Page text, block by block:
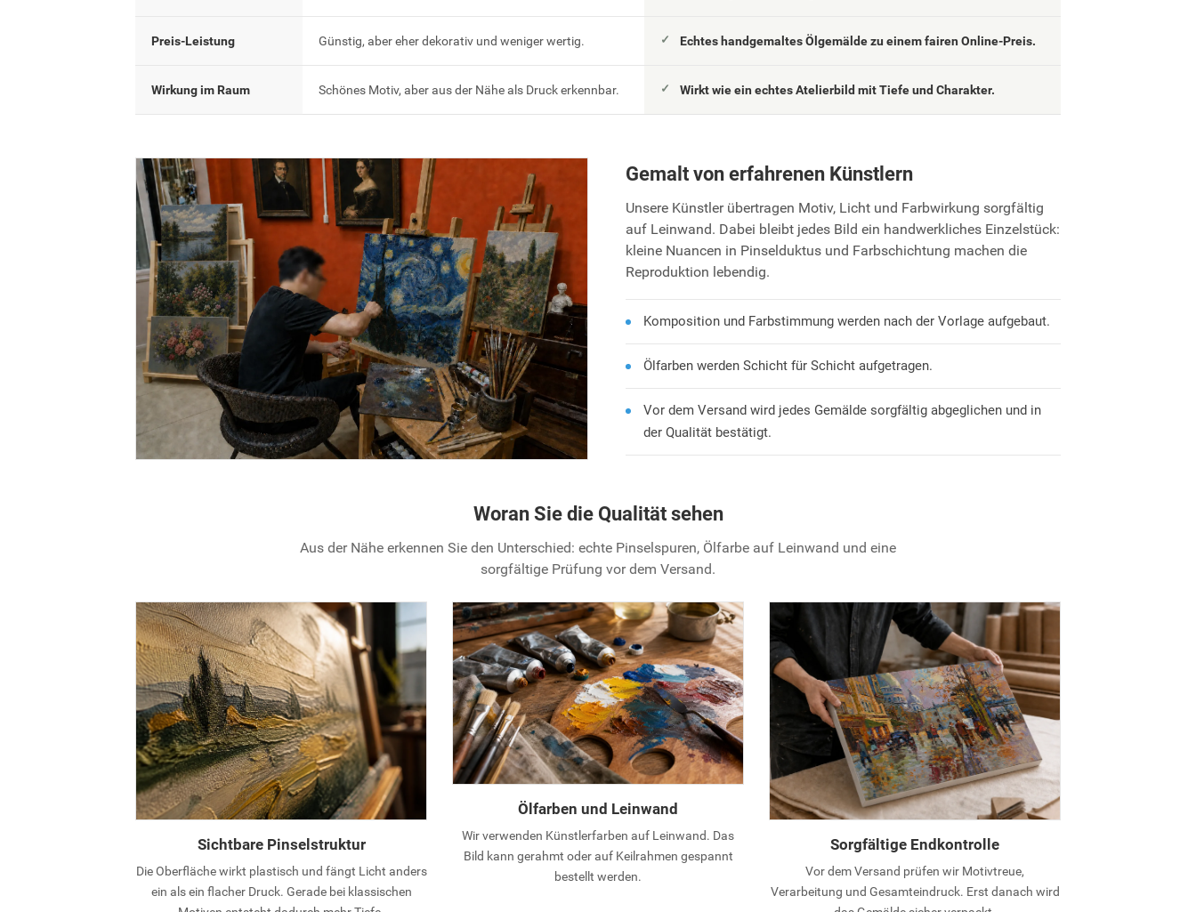
Preis-Leistung Günstig, aber eher dekorativ und weniger wertig. Echtes handgemaltes Ölgemälde zu einem fairen Online-Preis.
Wirkung im Raum Schönes Motiv, aber aus der Nähe als Druck erkennbar. Wirkt wie ein echtes Atelierbild mit Tiefe und Charakter.
Gemalt von erfahrenen Künstlern
Unsere Künstler übertragen Motiv, Licht und Farbwirkung sorgfältig
auf Leinwand. Dabei bleibt jedes Bild ein handwerkliches Einzelstück:
kleine Nuancen in Pinselduktus und Farbschichtung machen die
Reproduktion lebendig.
Komposition und Farbstimmung werden nach der Vorlage aufgebaut.
Ölfarben werden Schicht für Schicht aufgetragen.
Vor dem Versand wird jedes Gemälde sorgfältig abgeglichen und in
der Qualität bestätigt.
Woran Sie die Qualität sehen
Aus der Nähe erkennen Sie den Unterschied: echte Pinselspuren, Ölfarbe auf Leinwand und eine
sorgfältige Prüfung vor dem Versand.
Sichtbare Pinselstruktur
Die Oberfläche wirkt plastisch und fängt Licht anders
ein als ein flacher Druck. Gerade bei klassischen
Ölfarben und Leinwand
Wir verwenden Künstlerfarben auf Leinwand. Das
Bild kann gerahmt oder auf Keilrahmen gespannt
bestellt werden.
Sorgfältige Endkontrolle
Vor dem Versand prüfen wir Motivtreue,
Verarbeitung und Gesamteindruck. Erst danach wird